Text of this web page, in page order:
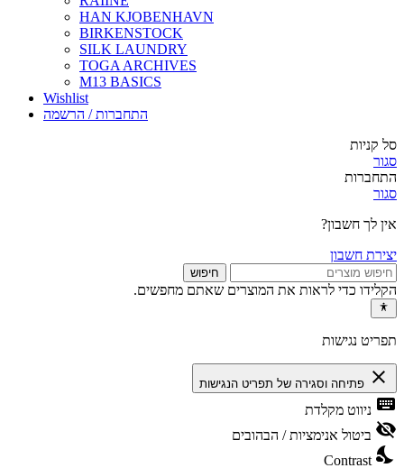
HAN KJOBENHAVN
BIRKENSTOCK
SILK LAUNDRY
TOGA ARCHIVES
M13 BASICS
Wishlist
התחברות / הרשמה
סל קניות
סגור
התחברות
סגור
אין לך חשבון?
יצירת חשבון
חיפוש
הקלידו כדי לראות את המוצרים שאתם מחפשים.
תפריט נגישות
close פתיחה וסגירה של תפריט הנגישות
keyboard ניווט מקלדת
visibility_off ביטול אנימציות / הבהובים
nights_stay
Contrast